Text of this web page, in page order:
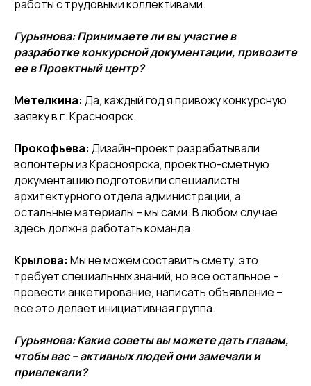
работы с трудовыми коллективами.
Гурьянова: Принимаете ли вы участие в
разработке конкурсной документации, привозите
ее в Проектный центр?
Метелкина: Да, каждый год я привожу конкурсную
заявку в г. Красноярск.
Прокофьева: Дизайн-проект разрабатывали
волонтеры из Красноярска, проектно-сметную
документацию подготовили специалисты
архитектурного отдела администрации, а
остальные материалы – мы сами. В любом случае
здесь должна работать команда.
Крылова: Мы не можем составить смету, это
требует специальных знаний, но все остальное –
провести анкетирование, написать объявление –
все это делает инициативная группа.
Гурьянова: Какие советы вы можете дать главам,
чтобы вас – активных людей они замечали и
привлекали?